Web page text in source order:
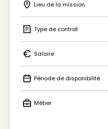
Icon Lieu de la mission
Lieu de la mission
Icon Type de contrat
Type de contrat
Icon Salaire
Salaire
Icon Période de
Période de disponibilité
Métier